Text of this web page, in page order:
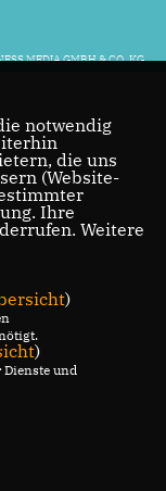
MEDIA GMBH & CO. KG
notwendig
die uns
(Website-
Ihre
Weitere
)
)
und